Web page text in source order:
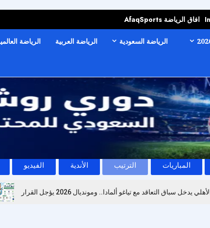
افاق الرياضة AfaqSports
الرياضة السعودية الرياضة العربية الرياضة
الفيديو الأندية الترتيب المباريات
يدخل سباق التعاقد مع تياغو ألمادا.. ومونديال 2026 يؤجل القرار